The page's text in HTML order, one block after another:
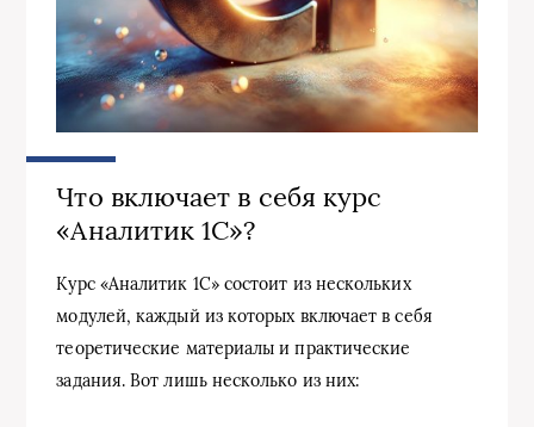
Что включает в себя курс
«Аналитик 1С»?
Курс «Аналитик 1С» состоит из нескольких
модулей, каждый из которых включает в себя
теоретические материалы и практические
задания. Вот лишь несколько из них: